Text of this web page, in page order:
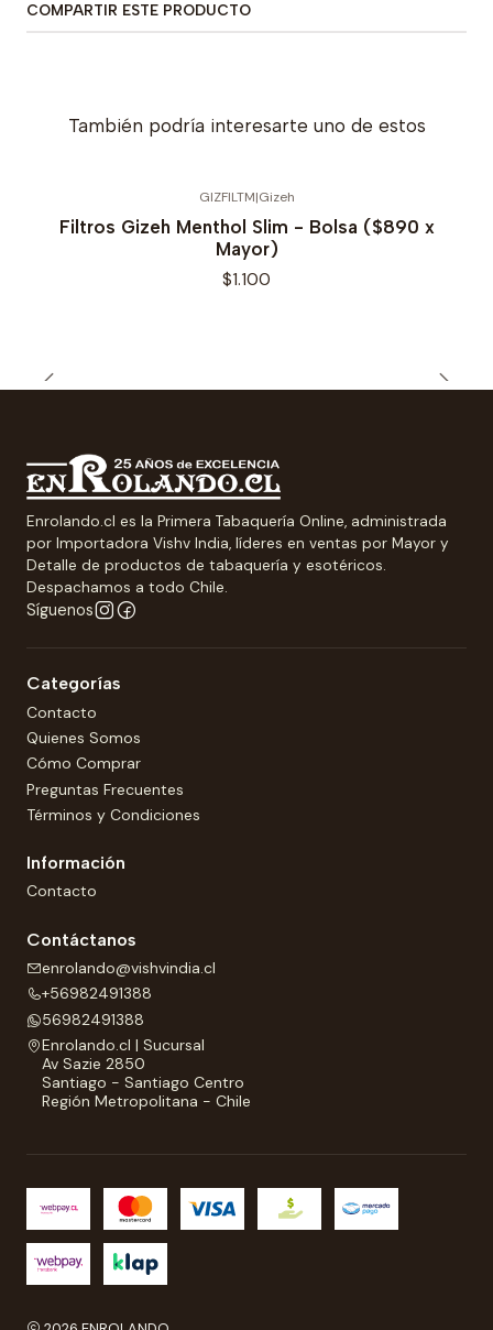
COMPARTIR ESTE PRODUCTO
También podría interesarte uno de estos
GIZFILTM|Gizeh
Filtros Gizeh Menthol Slim - Bolsa ($890 x
Mayor)
$1.100
Enrolando.cl es la Primera Tabaquería Online, administrada
por Importadora Vishv India, líderes en ventas por Mayor y
Detalle de productos de tabaquería y esotéricos.
Despachamos a todo Chile.
Síguenos
Categorías
Contacto
Quienes Somos
Cómo Comprar
Preguntas Frecuentes
Términos y Condiciones
Información
Contacto
Contáctanos
enrolando@vishvindia.cl
+56982491388
56982491388
Enrolando.cl | Sucursal
Av Sazie 2850
Santiago - Santiago Centro
Región Metropolitana - Chile